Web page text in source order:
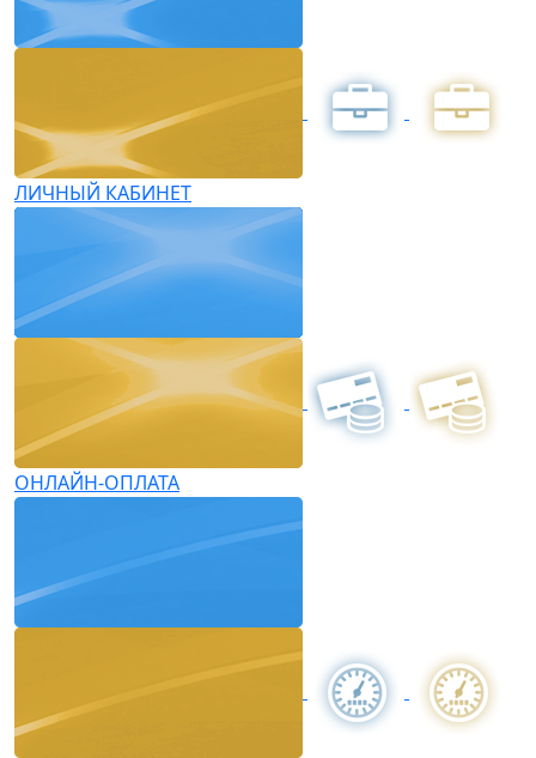
ЛИЧНЫЙ КАБИНЕТ
ОНЛАЙН-ОПЛАТА